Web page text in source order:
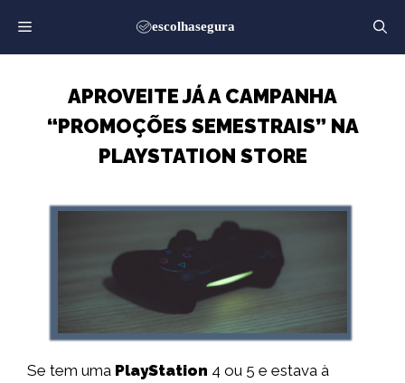
para
o
APROVEITE JÁ A CAMPANHA
“PROMOÇÕES SEMESTRAIS” NA
PLAYSTATION STORE
Se tem uma PlayStation 4 ou 5 e estava à